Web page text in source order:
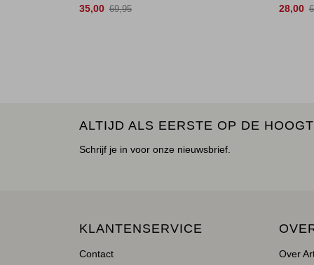
35,00 69,95 28,00
ALTIJD ALS EERSTE OP DE
Schrijf je in voor onze nieuwsbrief.
KLANTENSERVICE
Contact
Over